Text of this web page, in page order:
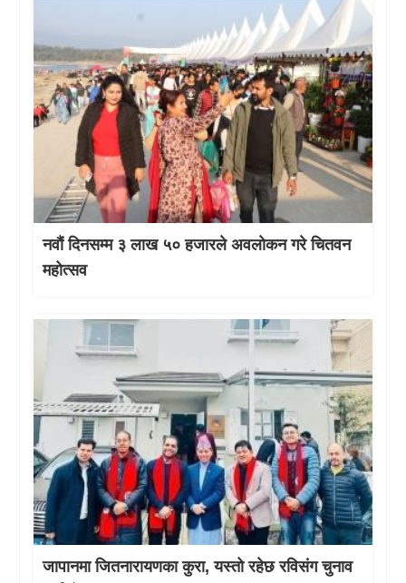
नवौं दिनसम्म ३ लाख ५० हजारले अवलोकन गरे चितवन
महोत्सव
जापानमा जितनारायणका कुरा, यस्तो रहेछ रविसंग चुनाव